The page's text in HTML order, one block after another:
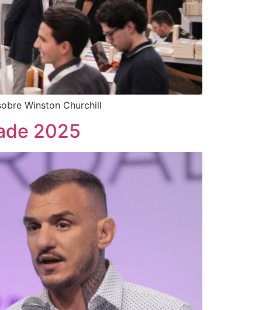
Winston Churchill
2025